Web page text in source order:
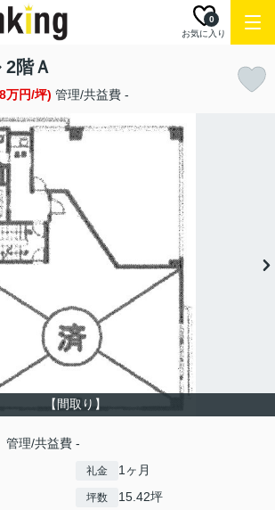
お気に入り
0
階Ａ
万円/坪) 管理/共益費 -
【間取り】
理/共益費 -
礼金 1ヶ月
坪数 15.42坪